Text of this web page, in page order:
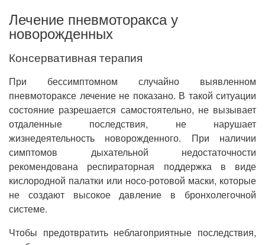
Лечение пневмоторакса у
новорожденных
Консервативная терапия
При бессимптомном случайно выявленном
пневмотораксе лечение не показано. В такой ситуации
состояние разрешается самостоятельно, не вызывает
отдаленные последствия, не нарушает
жизнедеятельность новорожденного. При наличии
симптомов дыхательной недостаточности
рекомендована респираторная поддержка в виде
кислородной палатки или носо-ротовой маски, которые
не создают высокое давление в бронхолегочной
системе.
Чтобы предотвратить неблагоприятные последствия,